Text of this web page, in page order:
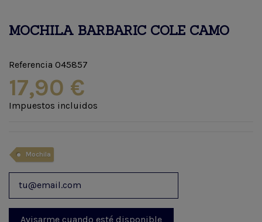
MOCHILA BARBARIC COLE CAMO
Referencia 045857
17,90 €
Impuestos incluidos
Mochila